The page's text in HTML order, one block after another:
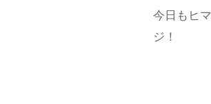
今日もヒ
ジ！